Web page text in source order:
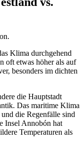
Klima durchgehend
oft etwas höher als auf
besonders im dichten
die Hauptstadt
Das maritime Klima
die Regenfälle sind
Insel Annobón hat
Temperaturen als